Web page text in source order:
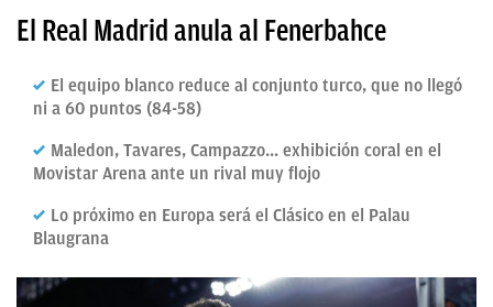
FICHAJES
FEMENINO
PAPARAZZI
El Real Madrid anula al Fenerbahce
El equipo blanco reduce al conjunto turco, que no llegó
ni a 60 puntos (84-58)
Maledon, Tavares, Campazzo... exhibición coral en el
Movistar Arena ante un rival muy flojo
Lo próximo en Europa será el Clásico en el Palau
Blaugrana